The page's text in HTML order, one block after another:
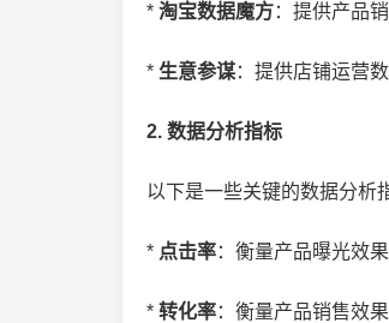
* 淘宝数据魔方：提供产品
* 生意参谋：提供店铺运营
2. 数据分析指标
以下是一些关键的数据分析
* 点击率：衡量产品曝光效
* 转化率：衡量产品销售效